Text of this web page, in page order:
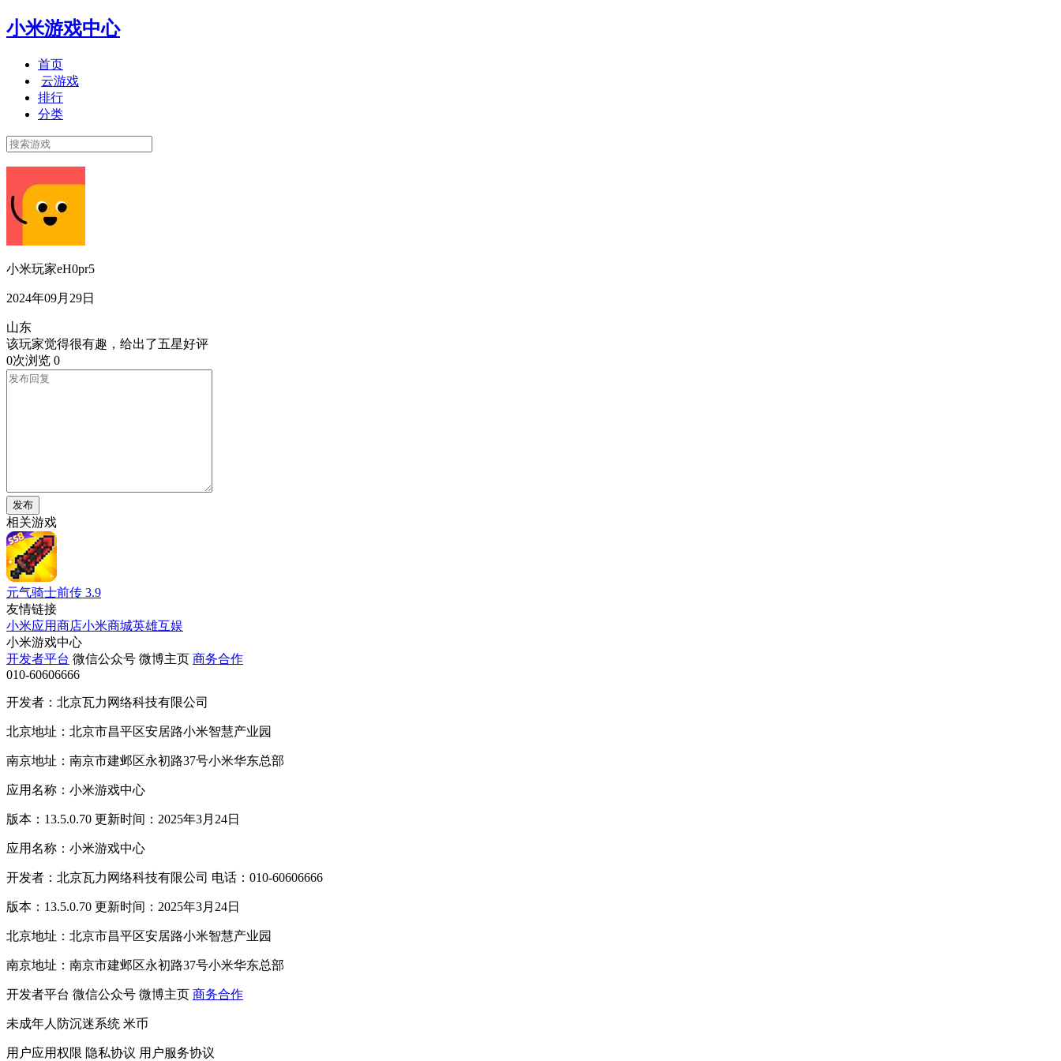
小米游戏中心
首页
云游戏
排行
分类
小米玩家eH0pr5
2024年09月29日
山东
该玩家觉得很有趣，给出了五星好评
0次浏览 0
发布
相关游戏
元气骑士前传 3.9
友情链接
小米应用商店小米商城英雄互娱
小米游戏中心
开发者平台 微信公众号 微博主页 商务合作
010-60606666
开发者：北京瓦力网络科技有限公司
北京地址：北京市昌平区安居路小米智慧产业园
南京地址：南京市建邺区永初路37号小米华东总部
应用名称：小米游戏中心
版本：13.5.0.70 更新时间：2025年3月24日
应用名称：小米游戏中心
开发者：北京瓦力网络科技有限公司 电话：010-60606666
版本：13.5.0.70 更新时间：2025年3月24日
北京地址：北京市昌平区安居路小米智慧产业园
南京地址：南京市建邺区永初路37号小米华东总部
开发者平台 微信公众号 微博主页 商务合作
未成年人防沉迷系统 米币
用户应用权限 隐私协议 用户服务协议